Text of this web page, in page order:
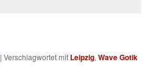
|Verschlagwortet mit Leipzig,Wave Gotik